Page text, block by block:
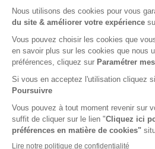
Je choisis un support
Papier
Je choisis une durée
Abonnement 1 an
364 n° • Papier + Web